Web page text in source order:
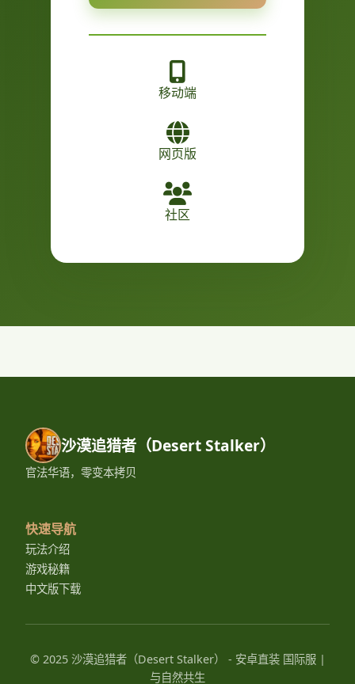
移动端
网页版
社区
沙漠追猎者（Desert Stalker）
官法华语，零变本拷贝
快速导航
玩法介绍
游戏秘籍
中文版下载
© 2025 沙漠追猎者（Desert Stalker） - 安卓直装 国际服 |
与自然共生